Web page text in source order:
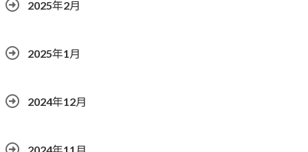
2025年2月
2025年1月
2024年12月